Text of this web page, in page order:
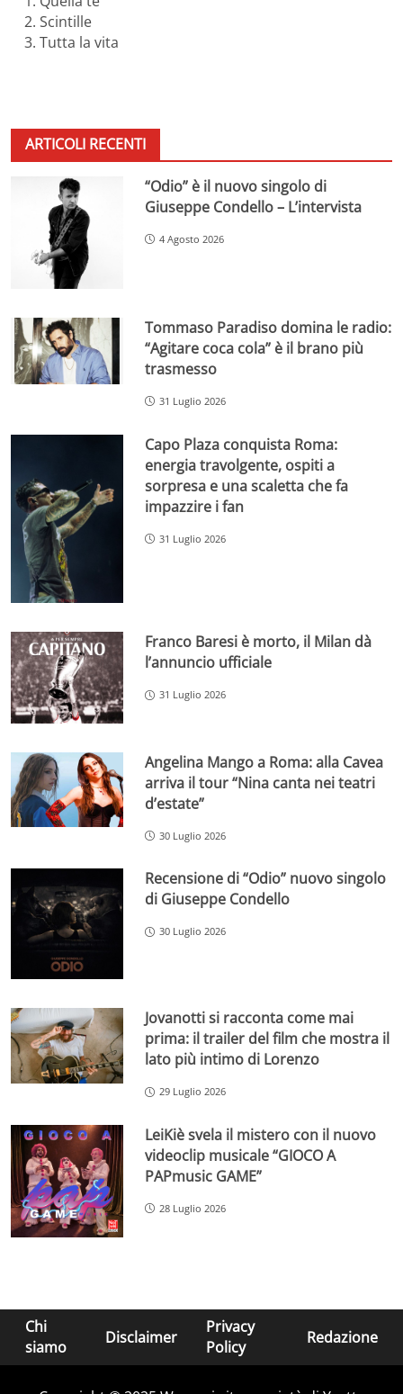
Scintille
Tutta la vita
ARTICOLI RECENTI
“Odio” è il nuovo singolo di
Giuseppe Condello – L’intervista
4 Agosto 2026
Tommaso Paradiso domina le radio:
“Agitare coca cola” è il brano più
trasmesso
31 Luglio 2026
Capo Plaza conquista Roma:
energia travolgente, ospiti a
sorpresa e una scaletta che fa
impazzire i fan
31 Luglio 2026
Franco Baresi è morto, il Milan dà
l’annuncio ufficiale
31 Luglio 2026
Angelina Mango a Roma: alla Cavea
arriva il tour “Nina canta nei teatri
d’estate”
30 Luglio 2026
Recensione di “Odio” nuovo singolo
di Giuseppe Condello
30 Luglio 2026
Jovanotti si racconta come mai
prima: il trailer del film che mostra il
lato più intimo di Lorenzo
29 Luglio 2026
LeiKiè svela il mistero con il nuovo
videoclip musicale “GIOCO A
PAPmusic GAME”
28 Luglio 2026
Chi
siamo
Disclaimer
Privacy
Policy
Redazione